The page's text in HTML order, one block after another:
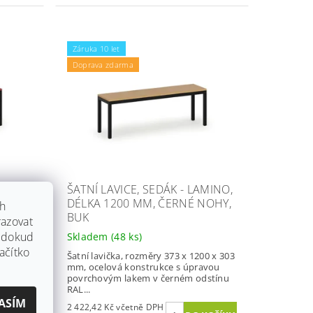
x 303
Záruka 10 let
Doprava zdarma
ŠATNÍ LAVICE, SEDÁK - LAMINO,
DÉLKA 1200 MM, ČERNÉ NOHY,
BUK
Skladem(48 ks)
Šatní lavička, rozměry 373 x 1200 x 303
mm, ocelová konstrukce s úpravou
povrchovým lakem v černém odstínu
RAL...
2 422,42 Kč včetně DPH